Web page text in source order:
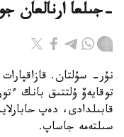
-جىلعا ارنالعان
نۇر- سۇلتان.
توقايەۆ ۇلتتىق بانك
قابىلدادى، دەپ
سىلتەمە جاساپ.